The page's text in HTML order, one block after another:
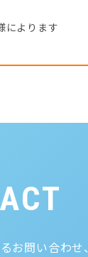
によります
お問い合わ